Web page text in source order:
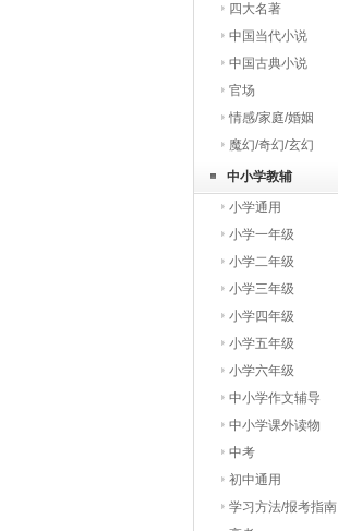
四大名著
中国当代小说
中国古典小说
官场
情感/家庭/婚姻
魔幻/奇幻/玄幻
中小学教辅
小学通用
小学一年级
小学二年级
小学三年级
小学四年级
小学五年级
小学六年级
中小学作文辅导
中小学课外读物
中考
初中通用
学习方法/报考指南